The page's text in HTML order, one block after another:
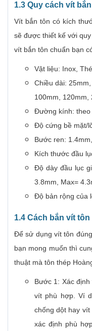
1.3 Quy cách vít
Vít bắn tôn có kích
sẽ được thiết kế với
vít bắn tôn chuẩn bạn
Vật liệu: Inox,
Chiều dài:
100mm, 120mm,
Đường kính: theo
Độ cứng bề mặt/
Bước ren:
Kích thước đầu
Độ dày đầu lục
3.8mm, Max=
Độ bản rộng của
1.4 Cách bắn vít
Để sử dụng vít tôn
bạn mong muốn thì
thuật mà tôn thép
Bước 1: Xác
vít phù hợp. Ví
chống dột hay vít
xác định phù